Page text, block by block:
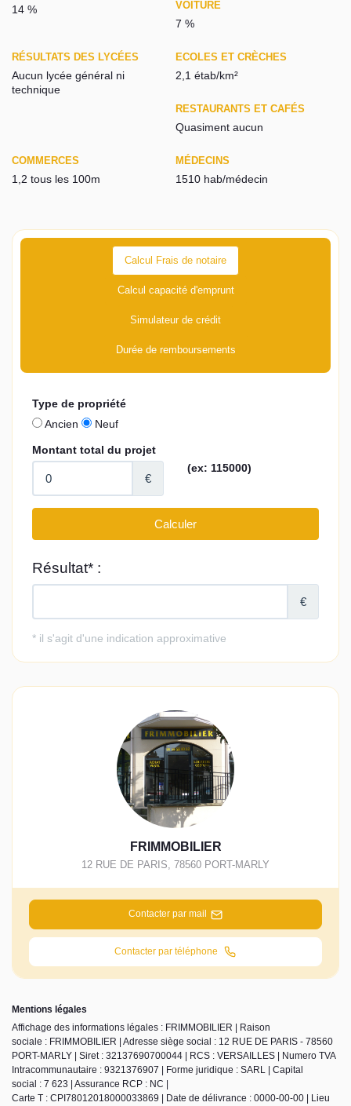
14 % VOITURE
7 %
RÉSULTATS DES LYCÉES
Aucun lycée général ni
technique
ECOLES ET CRÈCHES
2,1 étab/km²
RESTAURANTS ET CAFÉS
Quasiment aucun
COMMERCES
1,2 tous les 100m
MÉDECINS
1510 hab/médecin
Calcul Frais de notaire
Calcul capacité d'emprunt
Simulateur de crédit
Durée de remboursements
FRIMMOBILIER
12 RUE DE PARIS, 78560 PORT-MARLY
Contacter par mail
Contacter par téléphone
Mentions légales
Affichage des informations légales : FRIMMOBILIER | Raison
sociale : FRIMMOBILIER | Adresse siège social : 12 RUE DE PARIS - 78560
PORT-MARLY | Siret : 32137690700044 | RCS : VERSAILLES | Numero TVA
Intracommunautaire : 9321376907 | Forme juridique : SARL | Capital
social : 7 623 | Assurance RCP : NC |
Carte T : CPI78012018000033869 | Date de délivrance : 0000-00-00 | Lieu